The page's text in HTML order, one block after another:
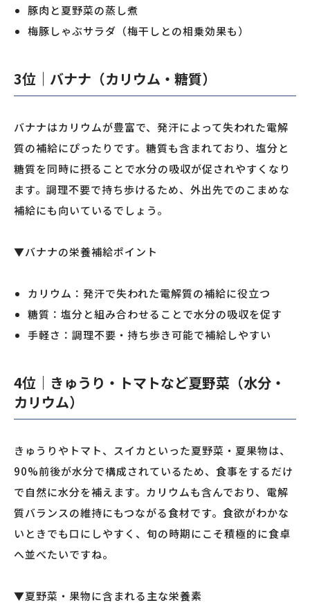
豚肉と夏野菜の蒸し煮
梅豚しゃぶサラダ（梅干しとの相乗効果も）
3位｜バナナ（カリウム・糖質）
バナナはカリウムが豊富で、発汗によって失われた電解
質の補給にぴったりです。糖質も含まれており、塩分と
糖質を同時に摂ることで水分の吸収が促されやすくなり
ます。調理不要で持ち歩けるため、外出先でのこまめな
補給にも向いているでしょう。
▼バナナの栄養補給ポイント
カリウム：発汗で失われた電解質の補給に役立つ
糖質：塩分と組み合わせることで水分の吸収を促す
手軽さ：調理不要・持ち歩き可能で補給しやすい
4位｜きゅうり・トマトなど夏野菜（水分・
カリウム）
きゅうりやトマト、スイカといった夏野菜・夏果物は、
90%前後が水分で構成されているため、食事をするだけ
で自然に水分を補えます。カリウムも含んでおり、電解
質バランスの維持にもつながる食材です。食欲がわかな
いときでも口にしやすく、旬の時期にこそ積極的に食卓
へ並べたいですね。
▼夏野菜・果物に含まれる主な栄養素